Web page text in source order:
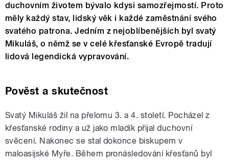
duchovním životem bývalo kdysi samozřejmostí. Proto
měly každý stav, lidský věk i každé zaměstnání svého
svatého patrona. Jedním z nejoblíbenějších byl svatý
Mikuláš, o němž se v celé křesťanské Evropě tradují
lidová legendická vypravování.
Pověst a skutečnost
Svatý Mikuláš žil na přelomu 3. a 4. století. Pocházel z
křesťanské rodiny a už jako mladík přijal duchovní
svěcení. Nakonec se stal dokonce biskupem v
maloasijské Myře. Během pronásledování křesťanů byl